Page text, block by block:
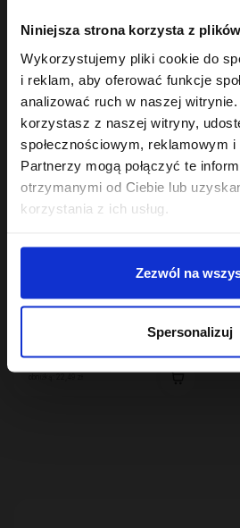
Niniejsza strona korzysta z
Wykorzystujemy pliki cookie do
i reklam, aby oferować funkcje
analizować ruch w naszej
korzystasz z naszej witryny,
społecznościowym, reklamowym i
Partnerzy mogą połączyć te
otrzymanymi od Ciebie lub
korzystania z ich usług.
Zezwól na
Spersonalizuj
Maska do laminacji
22,49 zł
Najniższa cena z 30 dni przed
22,49 zł
22
Hair In Balance By ONLYBIO
22,49 zł